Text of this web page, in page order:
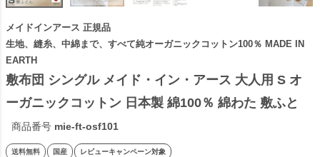
メイドインアース 正規品
生地、縫糸、中綿まで、すべて純オーガニックコットン100％ MADE IN
EARTH
敷布団 シングル メイド・イン・アース 大人用 S オ
ーガニックコットン 日本製 綿100％ 綿わた 敷ふと
ん 敷きふとん 綿布団 敷き布団 レギュラー 国産【受
注】
商品番号 mie-ft-osf101
送料無料 国産 レビューキャンペーン対象